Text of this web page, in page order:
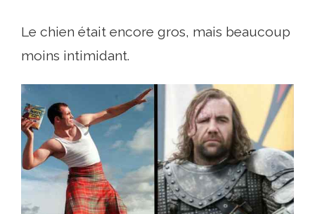
Le chien était encore gros, mais beaucoup
moins intimidant.